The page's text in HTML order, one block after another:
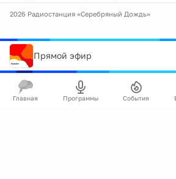
2026 Радиостанция «Серебряный Дождь»
Прямой эфир
Главная Программы События